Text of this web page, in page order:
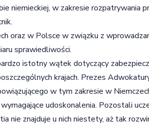
niemieckiej, w zakresie rozpatrywania
oraz w Polsce w związku z
sprawiedliwości.
istotny wątek dotyczący
krajach. Prezes
w tym zakresie w
udoskonalenia. Pozostali
nie znajduje u nich niestety, aż tak